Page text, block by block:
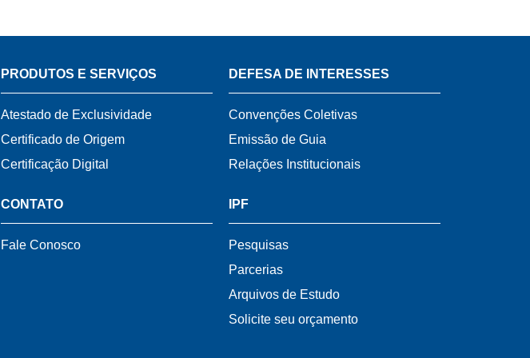
PRODUTOS E SERVIÇOS
Atestado de Exclusividade
Certificado de Origem
Certificação Digital
CONTATO
Fale Conosco
DEFESA DE INTERESSES
Convenções Coletivas
Emissão de Guia
Relações Institucionais
IPF
Pesquisas
Parcerias
Arquivos de Estudo
Solicite seu orçamento